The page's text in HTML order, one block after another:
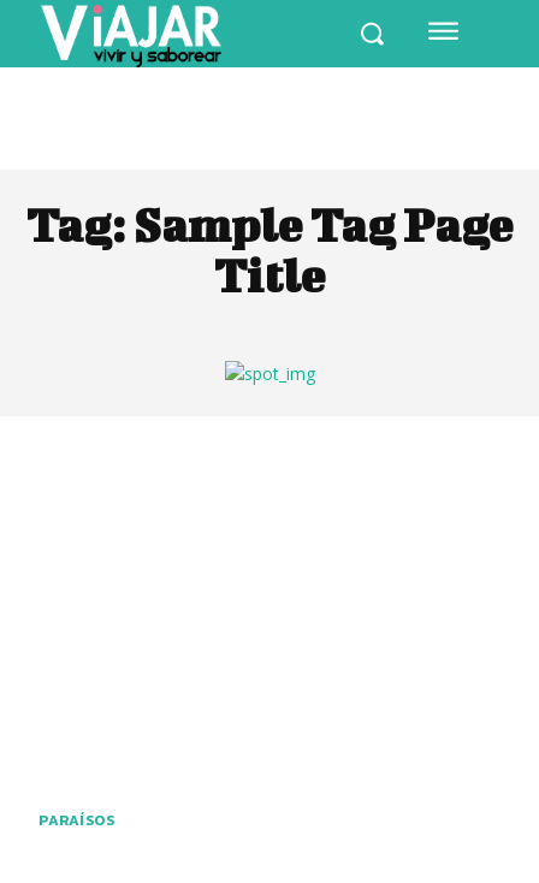
Tag: Sample Tag Page
Title
PARAÍSOS